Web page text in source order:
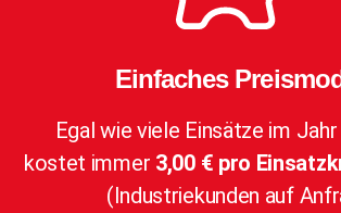
Einfaches
Egal wie viele Einsätze im
kostet immer 3,00 € pro
(Industriekunden auf